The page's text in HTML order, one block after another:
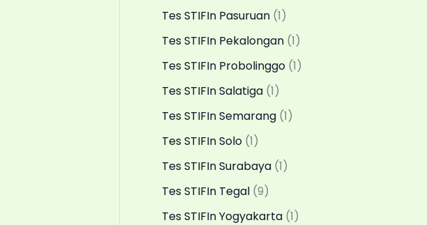
Tes STIFIn Pasuruan (1)
Tes STIFIn Pekalongan (1)
Tes STIFIn Probolinggo (1)
Tes STIFIn Salatiga (1)
Tes STIFIn Semarang (1)
Tes STIFIn Solo (1)
Tes STIFIn Surabaya (1)
Tes STIFIn Tegal (9)
Tes STIFIn Yogyakarta (1)